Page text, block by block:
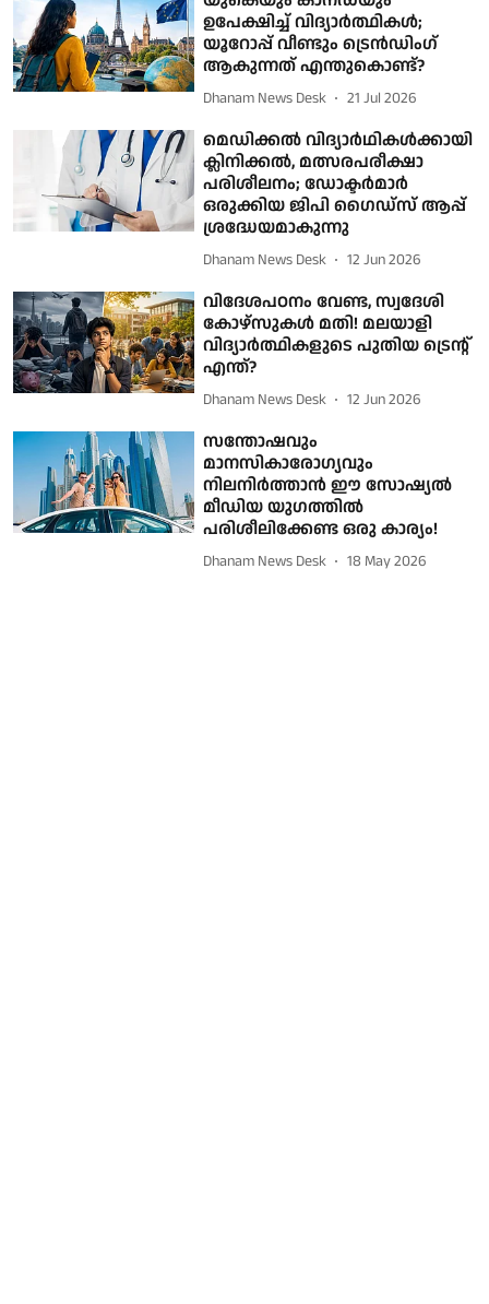
ഉപേക്ഷിച്ച് വിദ്യാർത്ഥികൾ;
യൂറോപ്പ് വീണ്ടും ട്രെൻഡിംഗ്
ആകുന്നത് എന്തുകൊണ്ട്?
Dhanam News Desk 21 Jul 2026
മെഡിക്കൽ വിദ്യാർഥികൾക്കായി
ക്ലിനിക്കൽ, മത്സരപരീക്ഷാ
പരിശീലനം; ഡോക്ടർമാർ
ഒരുക്കിയ ജിപി ഗൈഡ്സ് ആപ്പ്
ശ്രദ്ധേയമാകുന്നു
Dhanam News Desk 12 Jun 2026
വിദേശപഠനം വേണ്ട, സ്വദേശി
കോഴ്‌സുകള്‍ മതി! മലയാളി
വിദ്യാര്‍ത്ഥികളുടെ പുതിയ ട്രെന്റ്
എന്ത്?
Dhanam News Desk 12 Jun 2026
സന്തോഷവും
മാനസികാരോഗ്യവും
നിലനിര്‍ത്താന്‍ ഈ സോഷ്യല്‍
മീഡിയ യുഗത്തില്‍
പരിശീലിക്കേണ്ട ഒരു കാര്യം!
Dhanam News Desk 18 May 2026